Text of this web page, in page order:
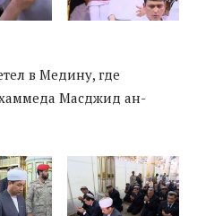
в Медину, где
Масджид ан-